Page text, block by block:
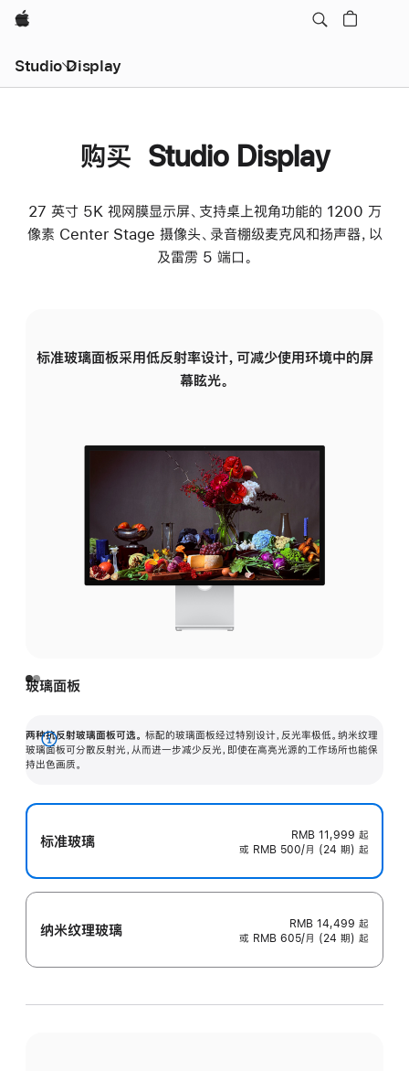
Apple
Studio Display
购买 Studio Display
27 英寸 5K 视网膜显示屏、支持桌上视角功能的 1200 万
像素 Center Stage 摄像头、录音棚级麦克风和扬声器，以
及雷雳 5 端口。
标准玻璃面板采用低反射率设计，可减少使用环境中的屏
幕眩光。
玻璃面板
两种抗反射玻璃面板可选。 标配的玻璃面板经过特别设计，反光率极低。纳米纹理
玻璃面板可分散反射光，从而进一步减少反光，即使在高亮光源的工作场所也能保
持出色画质。
展
开
标准玻璃 RMB 11,999 起
或 RMB 500/月 (24 期) 起
纳米纹理玻璃 RMB 14,499 起
或 RMB 605/月 (24 期) 起